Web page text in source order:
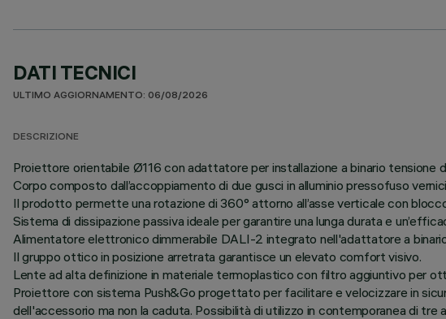
DATI TECNICI
ULTIMO AGGIORNAMENTO: 06/08/2026
DESCRIZIONE
Proiettore orientabile Ø116 con adattatore per installazione a binario tensione
Corpo composto dall’accoppiamento di due gusci in alluminio pressofuso
Il prodotto permette una rotazione di 360° attorno all’asse verticale con
Sistema di dissipazione passiva ideale per garantire una lunga durata e
Alimentatore elettronico dimmerabile DALI-2 integrato nell'adattatore a
Il gruppo ottico in posizione arretrata garantisce un elevato comfort visivo.
Lente ad alta definizione in materiale termoplastico con filtro aggiuntivo per
Proiettore con sistema Push&Go progettato per facilitare e velocizzare in
dell'accessorio ma non la caduta. Possibilità di utilizzo in contemporanea di